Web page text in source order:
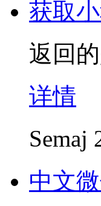
获取
返回
详情
Semaj
中文